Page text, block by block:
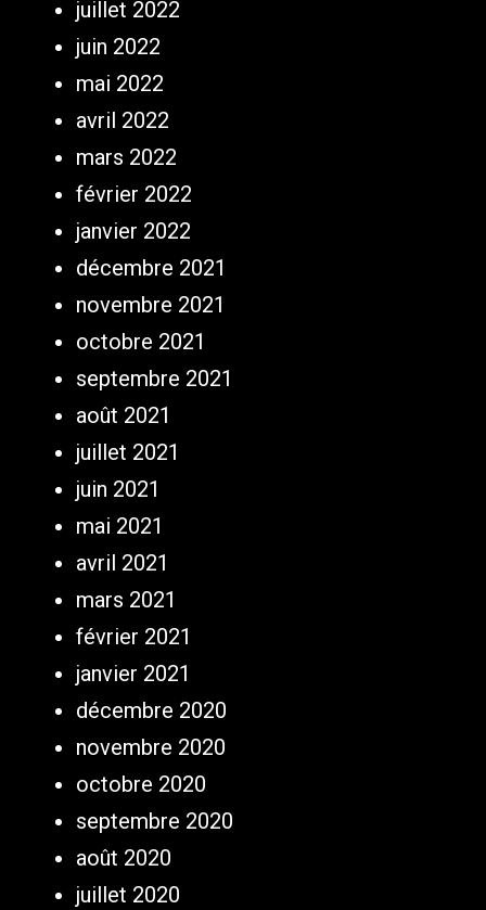
juillet 2022
juin 2022
mai 2022
avril 2022
mars 2022
février 2022
janvier 2022
décembre 2021
novembre 2021
octobre 2021
septembre 2021
août 2021
juillet 2021
juin 2021
mai 2021
avril 2021
mars 2021
février 2021
janvier 2021
décembre 2020
novembre 2020
octobre 2020
septembre 2020
août 2020
juillet 2020